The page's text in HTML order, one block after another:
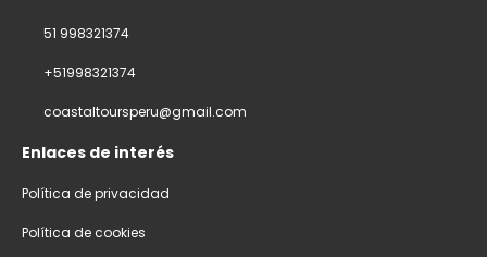
51 998321374
+51998321374
coastaltoursperu@gmail.com
Enlaces de interés
Política de privacidad
Política de cookies